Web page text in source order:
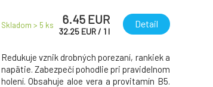
Skladom > 5 ks 6.45 EUR
32.25 EUR/ 1 l
Detail
Redukuje vznik drobných porezaní, rankiek a
napätie. Zabezpečí pohodlie pri pravidelnom
holení. Obsahuje aloe vera a provitamín B5.